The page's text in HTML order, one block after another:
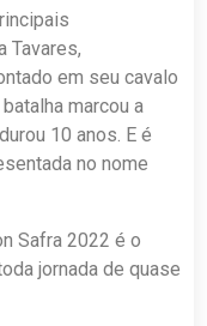
Tavares,
em seu cavalo
marcou a
10 anos. E é
no nome
Safra 2022 é o
jornada de quase